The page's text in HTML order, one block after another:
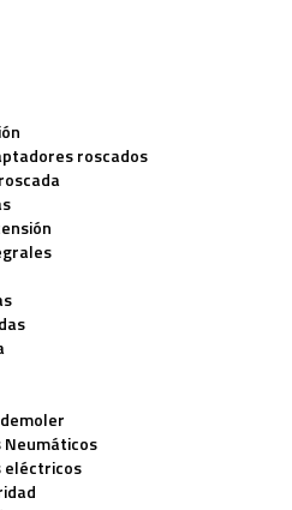
roscados
Neumáticos
eléctricos